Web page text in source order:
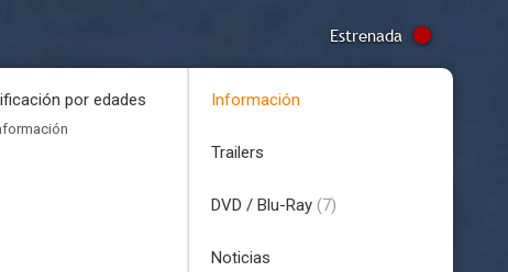
Estrenada
por edades Información
Trailers
DVD / Blu-Ray (7)
Noticias